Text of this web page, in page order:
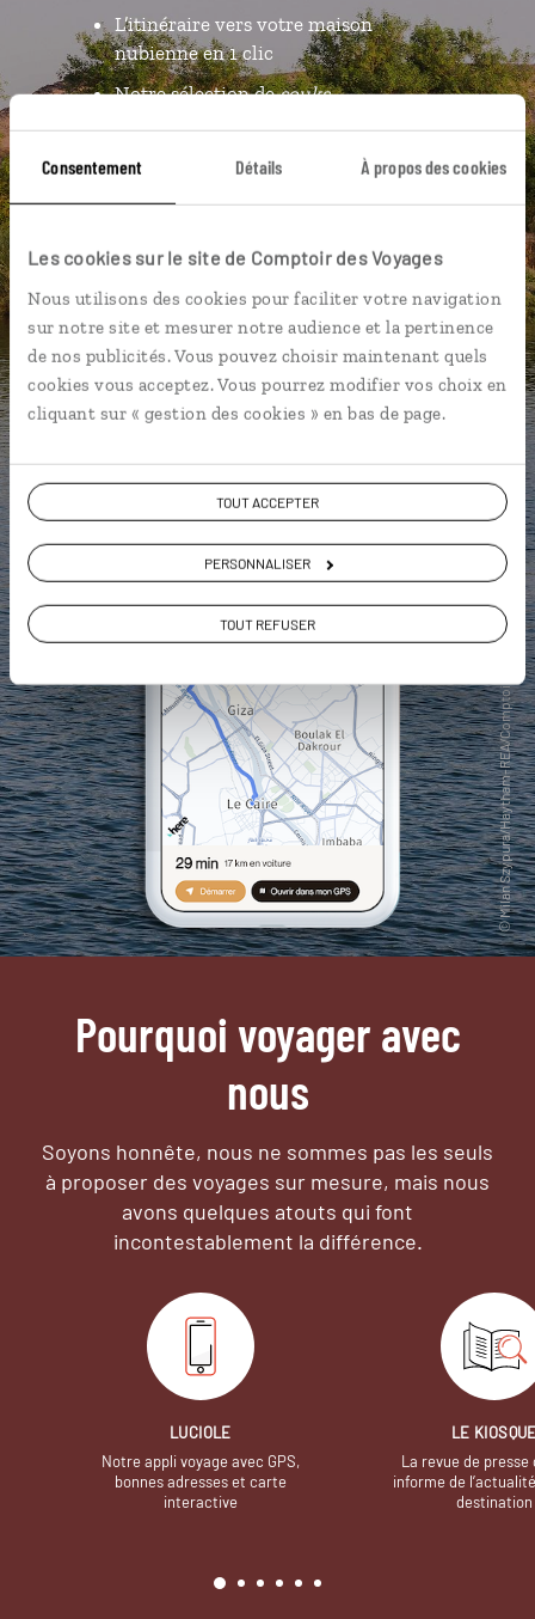
Consentement Détails À propos des cookies
Les cookies sur le site de Comptoir des Voyages
Nous utilisons des cookies pour faciliter votre navigation
sur notre site et mesurer notre audience et la pertinence
de nos publicités. Vous pouvez choisir maintenant quels
cookies vous acceptez. Vous pourrez modifier vos choix en
cliquant sur « gestion des cookies » en bas de page.
TOUT ACCEPTER
PERSONNALISER
TOUT REFUSER
L’itinéraire vers votre maison
nubienne en 1 clic
Notre sélection desouks
Les plus beaux temples
géolocalisés
L'album souvenirs à composer
DÉCOUVRIR LUCIOLE
Pourquoi voyager avec
nous
Soyons honnête, nous ne sommes pas les seuls
à proposer des voyages sur mesure, mais nous
avons quelques atouts qui font
incontestablement la différence.
LUCIOLE
Notre appli voyage avec GPS,
bonnes adresses et carte
interactive
LE
La revue de presse
informe de
destination